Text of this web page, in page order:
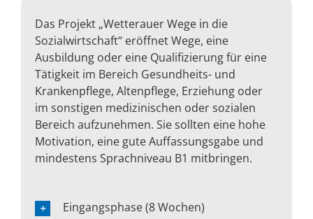
Das Projekt „Wetterauer Wege in die
Sozialwirtschaft“ eröffnet Wege, eine
Ausbildung oder eine Qualifizierung für eine
Tätigkeit im Bereich Gesundheits- und
Krankenpflege, Altenpflege, Erziehung oder
im sonstigen medizinischen oder sozialen
Bereich aufzunehmen. Sie sollten eine hohe
Motivation, eine gute Auffassungsgabe und
mindestens Sprachniveau B1 mitbringen.
Eingangsphase (8 Wochen)